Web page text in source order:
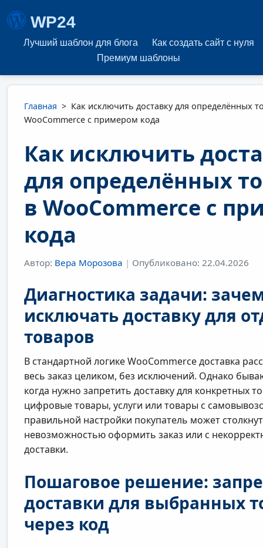
WP24
Лучший шаблон для блога
Как создать сайт с нуля
Премиум шаблоны
Главная > Как исключить доставку для определённых
WooCommerce с примером кода
Как исключить
для определённых
в WooCommerce с
кода
Автор: Вера Морозова | Опубликовано: 22.04.2026
Диагностика задачи:
исключать доставку для
товаров
В стандартной логике WooCommerce доставка
весь заказ целиком, без исключений. Однако
когда нужно запретить доставку для конкретных
цифровые товары, услуги или товары с
правильной настройки покупатель может
невозможностью оформить заказ или с
доставки.
Пошаговое решение:
доставки для выбранных
через код